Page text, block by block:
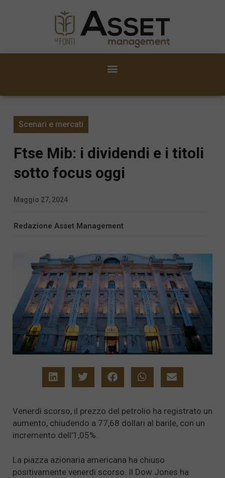
Scenari e mercati
Ftse Mib: i dividendi e i titoli
sotto focus oggi
Maggio 27, 2024
Redazione Asset Management
Venerdì scorso, il prezzo del petrolio ha registrato un
aumento, chiudendo a 77,68 dollari al barile, con un
incremento dell’1,05%.
La piazza azionaria americana ha chiuso
positivamente venerdì scorso. Il Dow Jones ha